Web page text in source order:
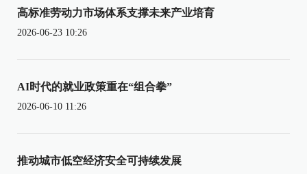
高标准劳动力市场体系支撑未来产业培育
2026-06-23 10:26
AI时代的就业政策重在“组合拳”
2026-06-10 11:26
推动城市低空经济安全可持续发展